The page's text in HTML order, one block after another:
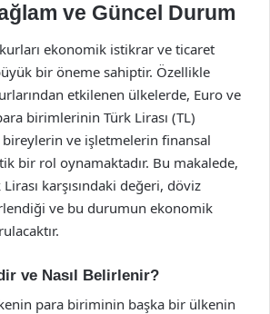
ve Güncel Durum
ekonomik istikrar ve ticaret
bir öneme sahiptir. Özellikle
etkilenen ülkelerde, Euro ve
birimlerinin Türk Lirası (TL)
bireylerin ve işletmelerin finansal
bir rol oynamaktadır. Bu makalede,
karşısındaki değeri, döviz
ve bu durumun ekonomik
ve Nasıl Belirlenir?
para biriminin başka bir ülkenin